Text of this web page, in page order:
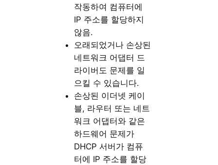
작동하여 컴퓨터에
IP 주소를 할당하지
않음.
오래되었거나 손상된
네트워크 어댑터 드
라이버도 문제를 일
으킬 수 있습니다.
손상된 이더넷 케이
블, 라우터 또는 네트
워크 어댑터와 같은
하드웨어 문제가
DHCP 서버가 컴퓨
터에 IP 주소를 할당